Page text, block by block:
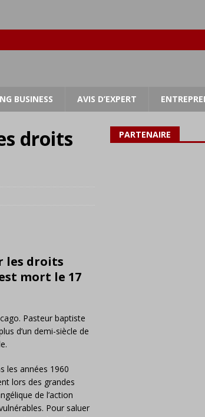
BUSINESS AVIS D’EXPERT
droits
les droits
mort le 17
Pasteur baptiste
d’un demi-siècle de
les années 1960
lors des grandes
de l’action
Pour saluer
PARTENAIRE